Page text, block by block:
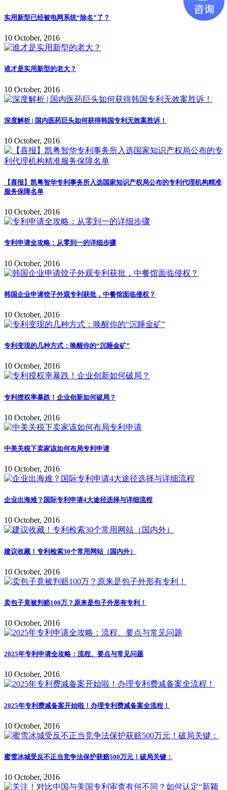
实用新型已经被电网系统“除名”了？
10 October, 2016
谁才是实用新型的老大？
10 October, 2016
深度解析 | 国内医药巨头如何获得韩国专利无效案胜诉！
10 October, 2016
【喜报】凯粤智华专利事务所入选国家知识产权局公布的专利代理机构精准
服务保障名单
10 October, 2016
专利申请全攻略：从零到一的详细步骤
10 October, 2016
韩国企业申请饺子外观专利获批，中餐馆面临侵权？
10 October, 2016
专利变现的几种方式：唤醒你的“沉睡金矿”
10 October, 2016
专利授权率暴跌！企业创新如何破局？
10 October, 2016
中美关税下卖家该如何布局专利申请
10 October, 2016
企业出海难？国际专利申请4大途径选择与详细流程
10 October, 2016
建议收藏！专利检索30个常用网站（国内外）
10 October, 2016
卖包子竟被判赔100万？原来是包子外形有专利！
10 October, 2016
2025年专利申请全攻略：流程、要点与常见问题
10 October, 2016
2025年专利费减备案开始啦！办理专利费减备案全流程！
10 October, 2016
蜜雪冰城受反不正当竞争法保护获赔500万元！破局关键：
10 October, 2016